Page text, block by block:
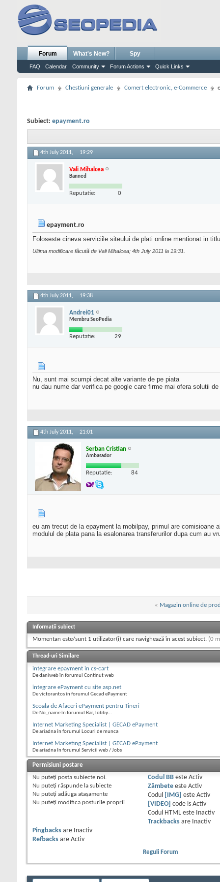
Forum
FAQ Calendar Community Forum Actions Quick Links
What's New? Spy
Forum Chestiuni generale Comert electronic, e-Commerce
Subiect: epayment.ro
4th July 2011, 19:29
Vali Mihalcea
Banned
Reputatie: 0
epayment.ro
Foloseste cineva serviciile siteului de plati online mentionat in
Ultima modificare făcută de Vali Mihalcea; 4th July 2011 la 19:31
4th July 2011, 19:38
Andrei01
Membru SeoPedia
Reputatie: 29
Nu, sunt mai scumpi decat alte variante de pe piata
nu dau nume dar verifica pe google care firme mai ofera solutii
4th July 2011, 21:01
Serban Cristian
Ambasador
Reputatie: 84
eu am trecut de la epayment la mobilpay, primul are
modulul de plata pana la esalonarea transferurilor dupa cum au
« Magazin online de
Informații subiect
Momentan este/sunt 1 utilizator(i) care navighează în acest subiect. (0
Thread-uri Similare
integrare epayment in cs-cart
De daniweb în forumul Continut web
integrare ePayment cu site asp.net
De victorantos în forumul Gecad ePayment
Scoala de Afaceri ePayment pentru Tineri
De No_name în forumul Bar, lobby...
Internet Marketing Specialist | GECAD ePayment
De ariadna în forumul Locuri de munca
Internet Marketing Specialist | GECAD ePayment
De ariadna în forumul Servicii web / Jobs
Permisiuni postare
Nu puteţi posta subiecte noi.
Nu puteţi răspunde la subiecte
Nu puteţi adăuga ataşamente
Nu puteţi modifica posturile proprii
Codul BBeste Activ
Zâmbeteeste Activ
Codul
[IMG] este Activ
[VIDEO]
code is Activ
Codul HTML este
Inactiv
Trackbacksare
Inactiv
Pingbacks are
Inactiv
Refbacks are Activ
Reguli Forum